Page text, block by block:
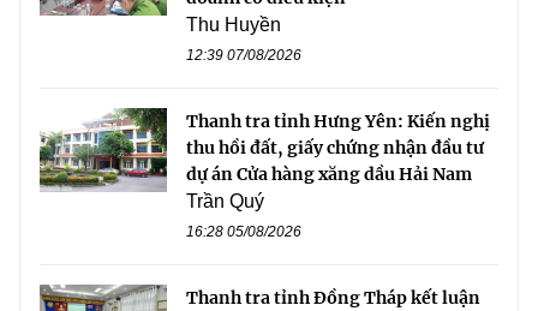
Thu Huyền
12:39 07/08/2026
Thanh tra tỉnh Hưng Yên: Kiến nghị
thu hồi đất, giấy chứng nhận đầu tư
dự án Cửa hàng xăng dầu Hải Nam
Trần Quý
16:28 05/08/2026
Thanh tra tỉnh Đồng Tháp kết luận